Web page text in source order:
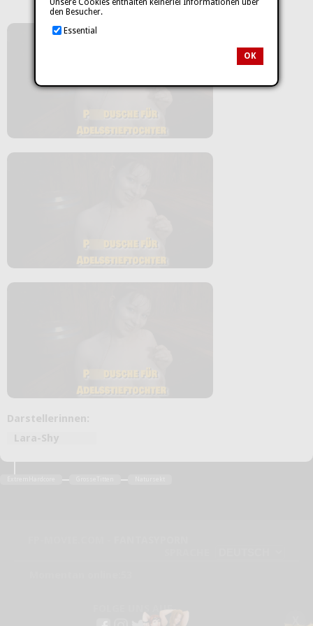
Unsere Cookies enthalten keinerlei Informationen über
den Besucher.
Essential
OK
Darstellerinnen: